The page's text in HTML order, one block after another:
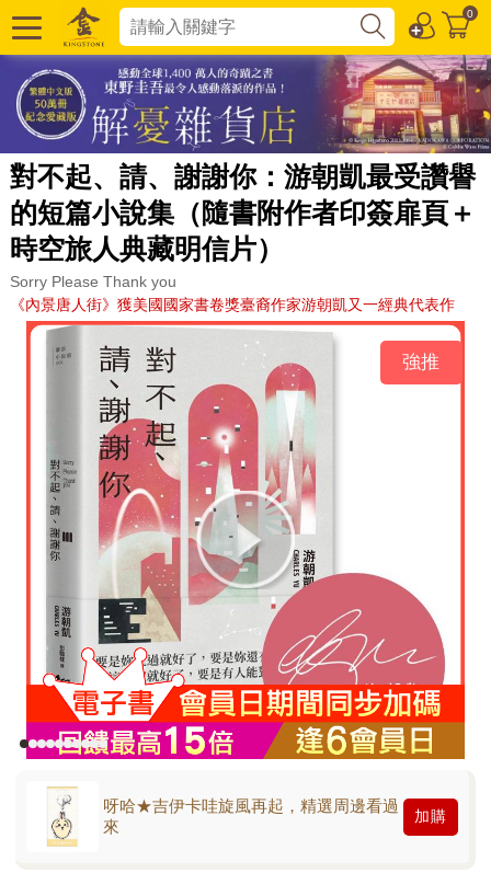
0
對不起、請、謝謝你：游朝凱最受讚譽
的短篇小說集（隨書附作者印簽扉頁＋
時空旅人典藏明信片）
Sorry Please Thank you
《內景唐人街》獲美國國家書卷獎臺裔作家游朝凱又一經典代表作
強推
呀哈★吉伊卡哇旋風再起，精選周邊看過
來
加購